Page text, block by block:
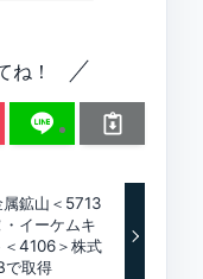
ね！
属鉱山＜5713
・イーケムキ
＜4106＞株式
で取得